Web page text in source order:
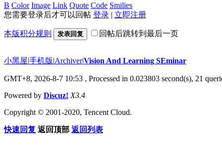
B Color Image Link Quote Code Smilies
您需要登录后才可以回帖 登录 | 立即注册
本版积分规则 发表回复 回帖后跳转到最后一页
小黑屋|手机版|Archiver|Vision And Learning SEminar
GMT+8, 2026-8-7 10:53 , Processed in 0.023803 second(s), 21
Powered by Discuz! X3.4
Copyright © 2001-2020, Tencent Cloud.
快速回复 返回顶部 返回列表